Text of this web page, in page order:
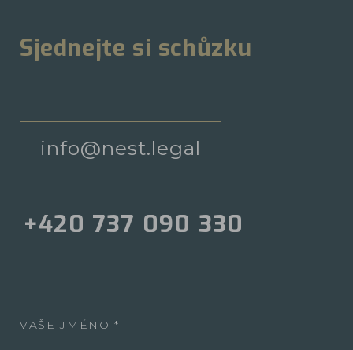
Sjednejte si schůzku
info@nest.legal
+420 737 090 330
VAŠE JMÉNO